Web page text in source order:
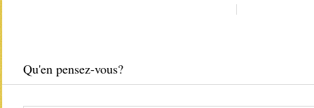
Qu'en pensez-vous?